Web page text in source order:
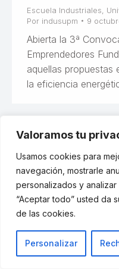
Valoramos tu
Usamos cookies para
navegación, mostrarle
personalizados y
“Aceptar todo” usted da
de las cookies.
Personalizar
Escuela Industriales
Por indusupm 9
Abierta la 3ª
Emprendedores
aquellas propuestas
la eficiencia
© ETSII